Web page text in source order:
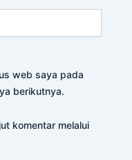
web saya pada
berikutnya.
komentar melalui